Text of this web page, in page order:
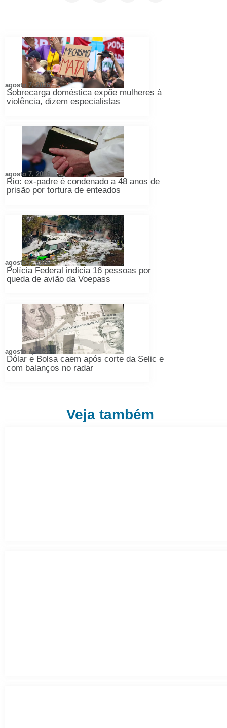
Sobrecarga doméstica expõe mulheres à
violência, dizem especialistas
agosto 7, 2026
Rio: ex-padre é condenado a 48 anos de
prisão por tortura de enteados
agosto 7, 2026
Polícia Federal indicia 16 pessoas por
queda de avião da Voepass
agosto 7, 2026
Dólar e Bolsa caem após corte da Selic e
com balanços no radar
agosto 7, 2026
Veja também